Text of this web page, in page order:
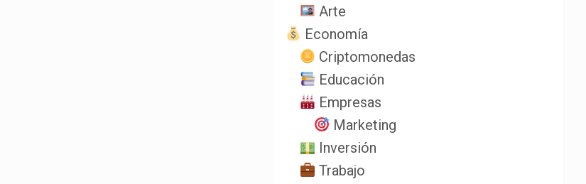
Arte
Economía
Criptomonedas
Educación
Empresas
Marketing
Inversión
Trabajo